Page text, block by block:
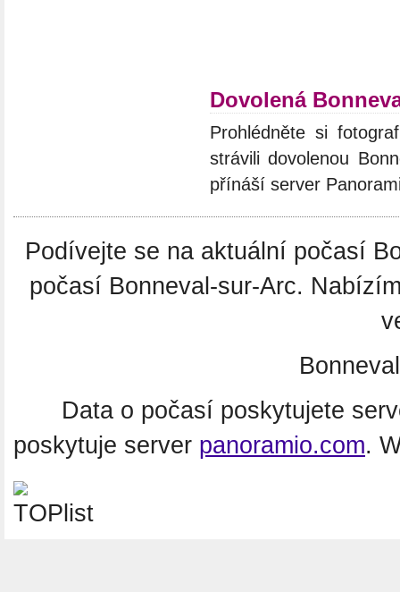
Dovolená
Prohlédněte si
strávili dovolenou
přínáší server
Podívejte se na aktuální počasí
počasí Bonneval-sur-Arc.
Data o počasí poskytujete
poskytuje server panoramio.com.